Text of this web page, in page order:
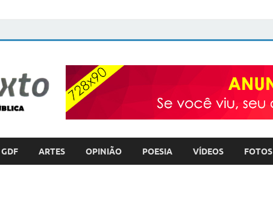
FOTO com TEXTO
POLÍTICA – COTIDIANO – ULTILIDADE PÚBLICA
GDF ARTES OPINIÃO POESIA VÍDEOS FOTOS